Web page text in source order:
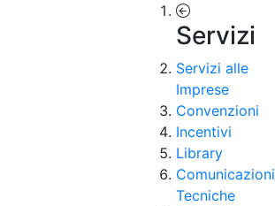
Servizi
Servizi alle
Imprese
Convenzioni
Incentivi
Library
Comunicazioni
Tecniche